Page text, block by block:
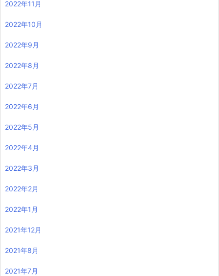
2022年11月
2022年10月
2022年9月
2022年8月
2022年7月
2022年6月
2022年5月
2022年4月
2022年3月
2022年2月
2022年1月
2021年12月
2021年8月
2021年7月